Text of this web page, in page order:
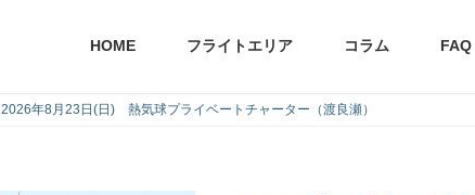
HOME フライトエリア コラム FAQ
2026年8月23日(日) 熱気球プライベートチャーター（渡良瀬）